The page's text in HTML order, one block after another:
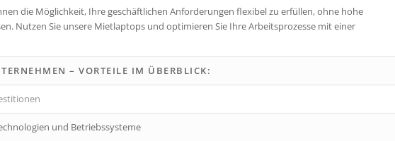
die Möglichkeit, Ihre geschäftlichen Anforderungen flexibel zu erfüllen, ohne hohe
Nutzen Sie unsere Mietlaptops und optimieren Sie Ihre Arbeitsprozesse mit einer
– VORTEILE IM ÜBERBLICK:
und Betriebssysteme